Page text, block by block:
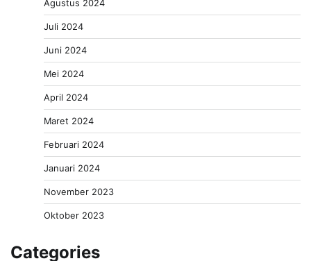
Agustus 2024
Juli 2024
Juni 2024
Mei 2024
April 2024
Maret 2024
Februari 2024
Januari 2024
November 2023
Oktober 2023
Categories